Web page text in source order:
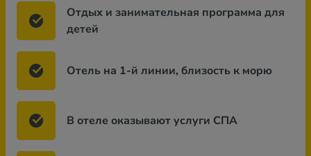
Отдых и занимательная программа для
детей
Отель на 1-й линии, близость к морю
В отеле оказывают услуги СПА